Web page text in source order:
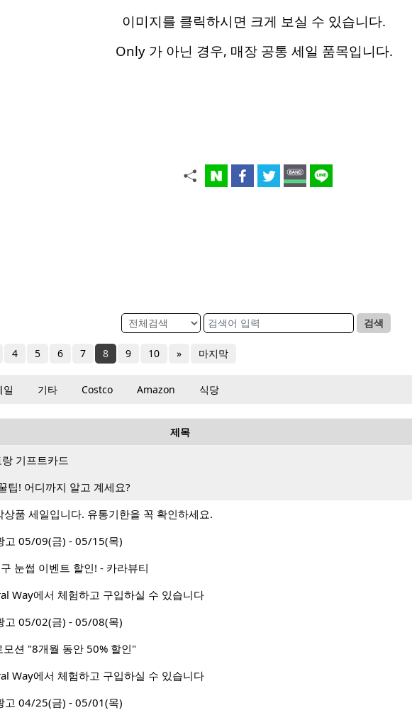
이미지를 클릭하시면 크게 보실 수 있습니다.
Only 가 아닌 경우, 매장 공통 세일 품목입니다.
검색
4 5 6 7 8 9 10 » 마지막
일 기타 Costco Amazon 식당
제목
기프트카드
팁! 어디까지 알고 계세요?
상품 세일입니다. 유통기한을 꼭 확인하세요.
고 05/09(금) - 05/15(목)
눈썹 이벤트 할인! - 카라뷰티
Way에서 체험하고 구입하실 수 있습니다
고 05/02(금) - 05/08(목)
션 "8개월 동안 50% 할인"
Way에서 체험하고 구입하실 수 있습니다
고 04/25(금) - 05/01(목)